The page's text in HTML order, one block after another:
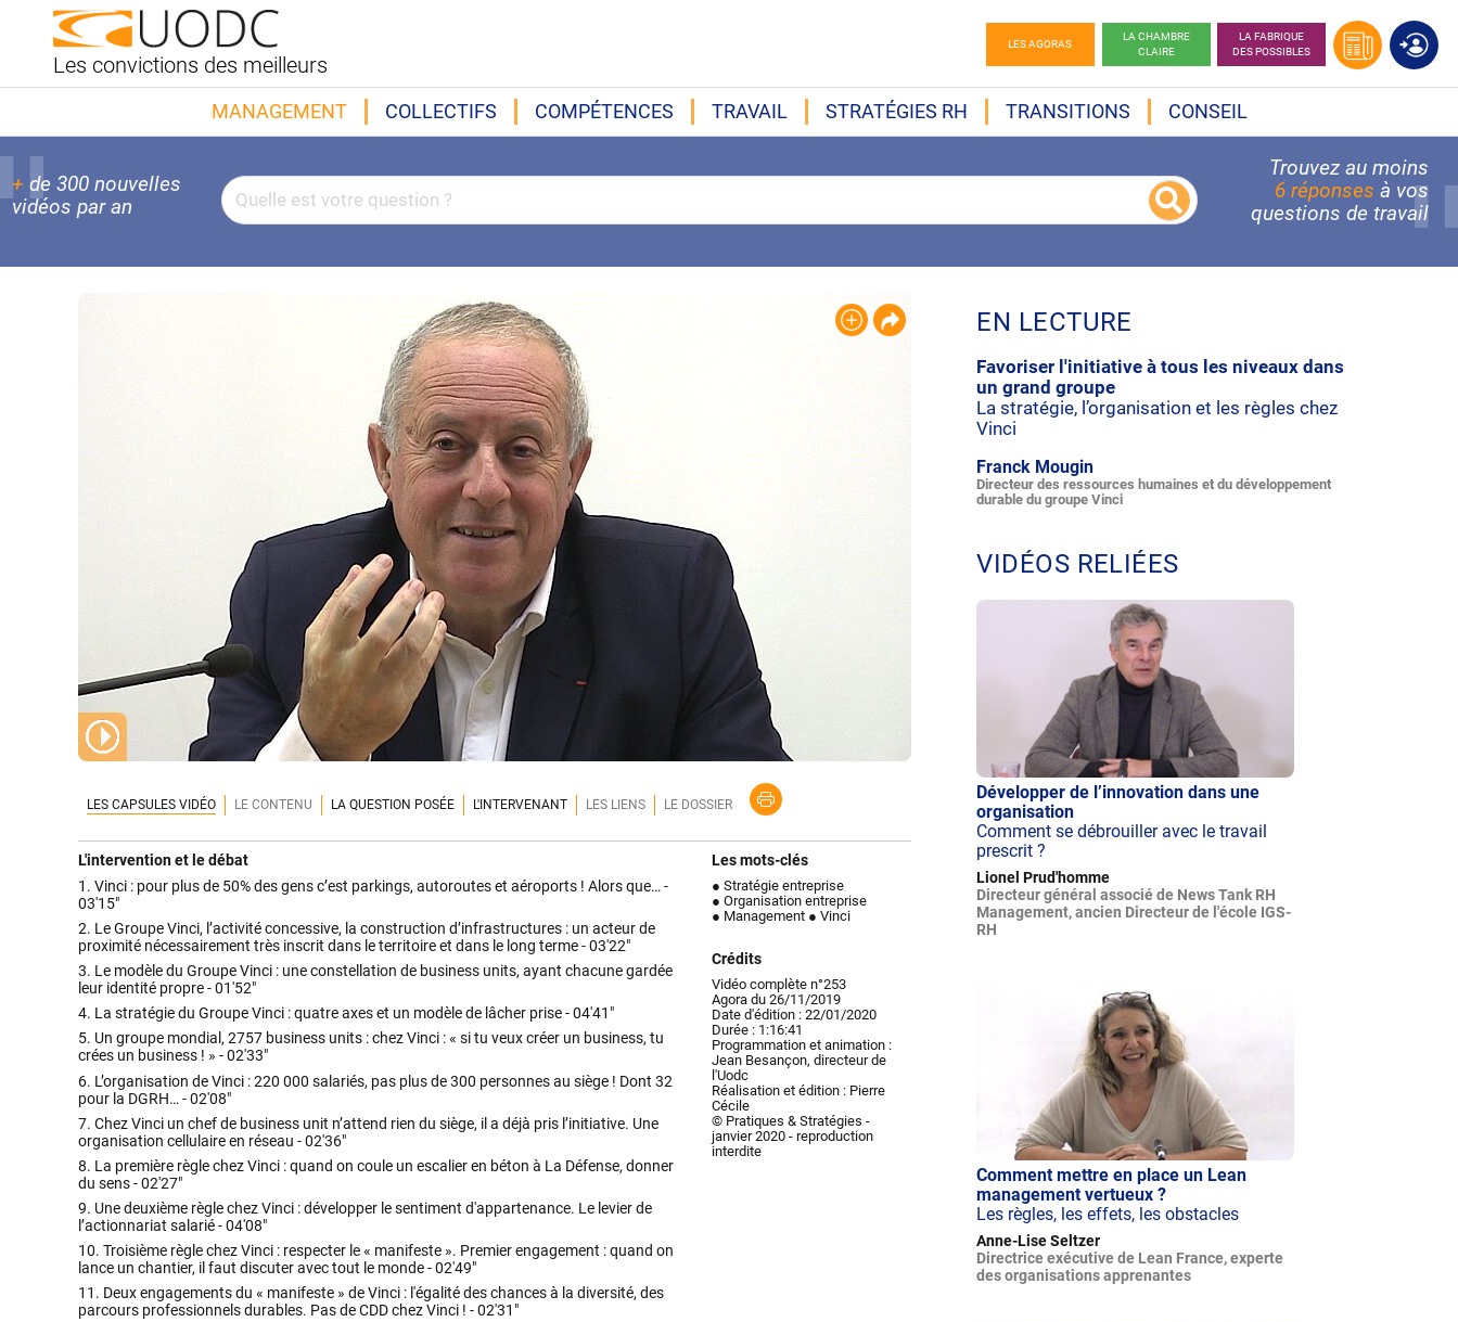
Les convictions des meilleurs
LES AGORAS
LA CHAMBRE
CLAIRE
LA FABRIQUE
DES POSSIBLES
MANAGEMENT COLLECTIFS COMPÉTENCES TRAVAIL STRATÉGIES RH TRANSITIONS CONSEIL
+ de 300 nouvelles
vidéos par an
Trouvez au moins
6 réponses à vos
questions de travail
LES CAPSULES VIDÉO LE CONTENU LA QUESTION POSÉE L'INTERVENANT LES LIENS LE DOSSIER
L'intervention et le débat
1. Vinci : pour plus de 50% des gens c’est parkings, autoroutes et aéroports ! Alors que… -
03'15"
2. Le Groupe Vinci, l’activité concessive, la construction d’infrastructures : un acteur de
proximité nécessairement très inscrit dans le territoire et dans le long terme -03'22"
3. Le modèle du Groupe Vinci : une constellation de business units, ayant chacune gardée
leur identité propre -01'52"
4. La stratégie du Groupe Vinci : quatre axes et un modèle de lâcher prise -04'41"
5. Un groupe mondial, 2757 business units : chez Vinci : « si tu veux créer un business, tu
crées un business ! » -02'33"
6. L’organisation de Vinci : 220 000 salariés, pas plus de 300 personnes au siège ! Dont 32
pour la DGRH… -02'08"
7. Chez Vinci un chef de business unit n’attend rien du siège, il a déjà pris l’initiative. Une
organisation cellulaire en réseau -02'36"
8. La première règle chez Vinci : quand on coule un escalier en béton à La Défense, donner
du sens -02'27"
9. Une deuxième règle chez Vinci : développer le sentiment d'appartenance. Le levier de
l’actionnariat salarié -04'08"
10. Troisième règle chez Vinci : respecter le « manifeste ». Premier engagement : quand on
lance un chantier, il faut discuter avec tout le monde -02'49"
11. Deux engagements du « manifeste » de Vinci : l'égalité des chances à la diversité, des
parcours professionnels durables. Pas de CDD chez Vinci ! -02'31"
Les mots-clés
● Stratégie entreprise
● Organisation entreprise
● Management ● Vinci
Crédits
Vidéo complète n°253
Agora du 26/11/2019
Date d'édition : 22/01/2020
Durée : 1:16:41
Programmation et animation :
Jean Besançon, directeur de
l'Uodc
Réalisation et édition : Pierre
Cécile
© Pratiques & Stratégies -
janvier 2020 - reproduction
interdite
EN LECTURE
Favoriser l'initiative à tous les niveaux dans
un grand groupe
La stratégie, l’organisation et les règles chez
Vinci
Franck Mougin
Directeur des ressources humaines et du développement
durable du groupe Vinci
VIDÉOS RELIÉES
Développer de l’innovation dans une
organisation
Comment se débrouiller avec le travail
prescrit ?
Lionel Prud'homme
Directeur général associé de News Tank RH
Management, ancien Directeur de l'école IGS-
RH
Comment mettre en place un Lean
management vertueux ?
Les règles, les effets, les obstacles
Anne-Lise Seltzer
Directrice exécutive de Lean France, experte
des organisations apprenantes